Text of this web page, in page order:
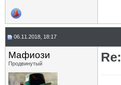
06.11.2018, 18:17
Мафиози
Продвинутый